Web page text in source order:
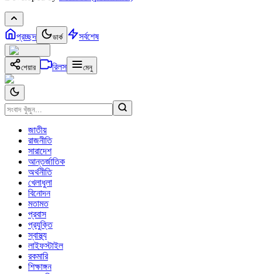
প্রচ্ছদ ডার্ক সর্বশেষ
শেয়ার রিলস মেনু
জাতীয়
রাজনীতি
সারাদেশ
আন্তর্জাতিক
অর্থনীতি
খেলাধুলা
বিনোদন
মতামত
প্রবাস
প্রযুক্তি
স্বাস্থ্য
লাইফস্টাইল
রকমারি
শিক্ষাঙ্গন